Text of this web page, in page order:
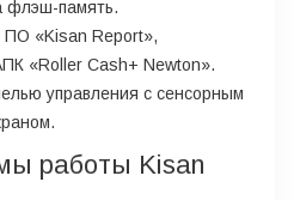
флэш-память.
ПО «Kisan Report»,
«Roller Cash+ Newton».
управления с сенсорным
работы Kisan